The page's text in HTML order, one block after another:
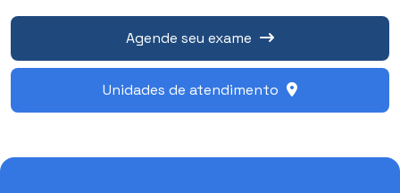
Agende seu exame
Unidades de atendimento